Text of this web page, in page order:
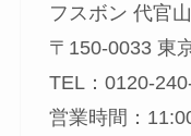
フスボン 代官
〒150-0033 東
TEL：0120-
営業時間：